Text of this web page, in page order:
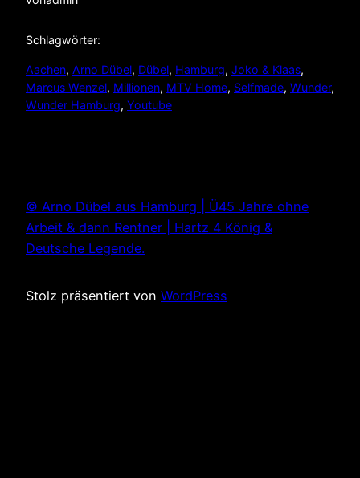
Schlagwörter:
Aachen, Arno Dübel, Dübel, Hamburg, Joko & Klaas
Marcus Wenzel, Millionen, MTV Home, Selfmade, Wunder
Wunder Hamburg, Youtube
© Arno Dübel aus Hamburg | Ü45 Jahre ohne
Arbeit & dann Rentner | Hartz 4 König &
Deutsche Legende.
Stolz präsentiert von WordPress